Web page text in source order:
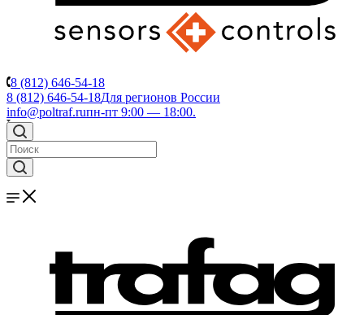
8 (812) 646-54-18
8 (812) 646-54-18Для регионов России
info@poltraf.ruпн-пт 9:00 — 18:00.